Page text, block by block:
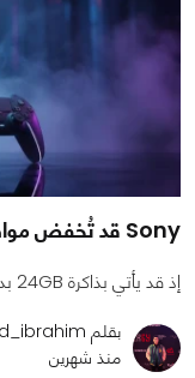
Sony قد تُخفض مواصفات PS6 لإنقاذ سعره
إذ قد يأتي بذاكرة 24GB بدلًا من 32GB لتجنب سعر كارثي
بقلم mohamed_ibrahim
منذ شهرين